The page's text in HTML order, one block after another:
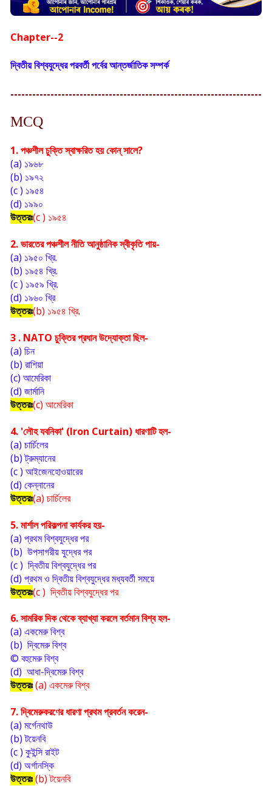
Chapter--2
দ্বিতীয় বিশ্বযুদ্ধের পরবর্তী পর্বের আন্তর্জাতিক সম্পর্ক
---------------------------------------------------------------------
MCQ
1. পঞ্চশীল চুক্তি স্বাক্ষরিত হয় কোন্ সালে?
(a) ১৯৬৮
(b) ১৯৭২
(c ) ১৯৫৪
(d) ১৯৯০
উত্তরঃ(c ) ১৯৫৪
2. ভারতের পঞ্চশীল নীতি আনুষ্ঠানিক স্বীকৃতি পায়-
(a) ১৯৫০ খ্রি.
(b) ১৯৫৪ খ্রি.
(c ) ১৯৫৯ খ্রি.
(d) ১৯৬০ খ্রি
উত্তরঃ(b) ১৯৫৪ খ্রি.
3 . NATO চুক্তির প্রধান উদ্যোক্তা ছিল-
(a) চিন
(b) রাশিয়া
(c) আমেরিকা
(d) জার্মানি
উত্তরঃ(c) আমেরিকা
4. 'লৌহ যবনিকা' (Iron Curtain) ধারণাটি হল-
(a) চার্চিলের
(b) ট্রুম্যানের
(c ) আইজেনহোওয়ারের
(d) কেন্নানের
উত্তরঃ(a) চার্চিলের
5. মার্শাল পরিকল্পনা কার্যকর হয়-
(a) প্রথম বিশ্বযুদ্ধের পর
(b)  উপসাগরীয় যুদ্ধের পর
(c )  দ্বিতীয় বিশ্বযুদ্ধের পর
(d) প্রথম ও দ্বিতীয় বিশ্বযুদ্ধের মধ্যবর্তী সময়ে
উত্তরঃ(c )  দ্বিতীয় বিশ্বযুদ্ধের পর
6. সামরিক দিক থেকে ব্যাখ্যা করলে বর্তমান বিশ্ব হল-
(a) একমেরু বিশ্ব
(b)  দ্বিমেরু বিশ্ব
© বহুমেরু বিশ্ব
(d)  আধা-দ্বিমেরু বিশ্ব
উত্তরঃ(a) একমেরু বিশ্ব
7. দ্বিমেরুকরণের ধারণা প্রথম প্রবর্তন করেন-
(a) মর্গেনথাউ
(b) টয়েনবি
(c ) কুইন্সি রাইট
(d) অর্গানস্কি
উত্তরঃ(b) টয়েনবি